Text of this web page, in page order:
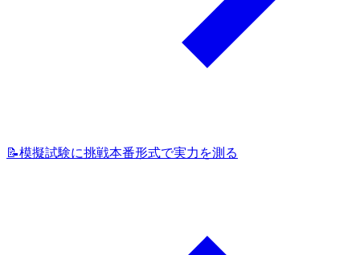
📝模擬試験に挑戦本番形式で実力を測る